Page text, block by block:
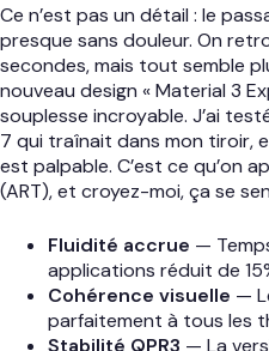
Ce n’est pas un détail : le
presque sans douleur. On
secondes, mais tout semble
nouveau design « Material 3
souplesse incroyable. J’ai
7 qui traînait dans mon tiroir,
est palpable. C’est ce qu’on
(ART), et croyez-moi, ça se
Fluidité accrue —
applications réduit de
Cohérence visuelle —
parfaitement à tous les
Stabilité QPR3 — La